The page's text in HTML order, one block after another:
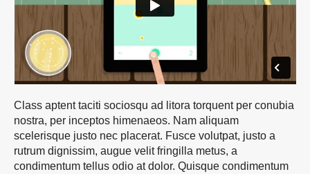
Class aptent taciti sociosqu ad litora torquent per conubia
nostra, per inceptos himenaeos. Nam aliquam
scelerisque justo nec placerat. Fusce volutpat, justo a
rutrum dignissim, augue velit fringilla metus, a
condimentum tellus odio at dolor. Quisque condimentum